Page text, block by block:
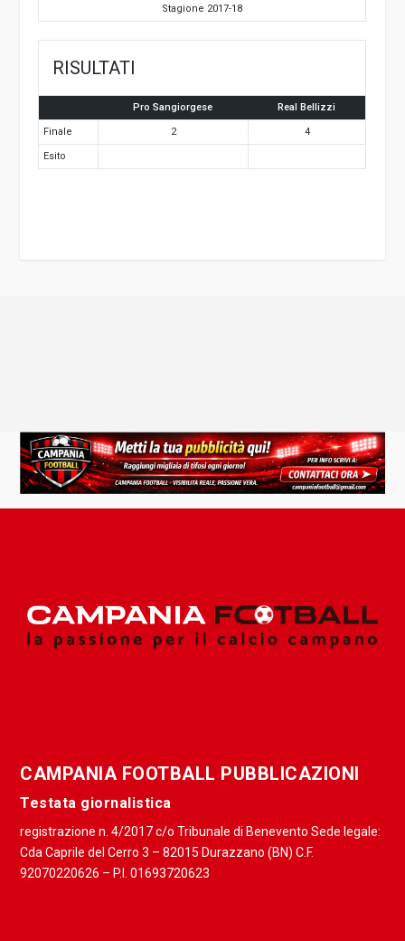
Stagione 2017-18
RISULTATI
Pro Sangiorgese Real Bellizzi
Finale 2 4
Esito
CAMPANIA FOOTBALL PUBBLICAZIONI
Testata giornalistica
registrazione n. 4/2017 c/o Tribunale di Benevento Sede legale:
Cda Caprile del Cerro 3 – 82015 Durazzano (BN) C.F.
92070220626 – P.I. 01693720623